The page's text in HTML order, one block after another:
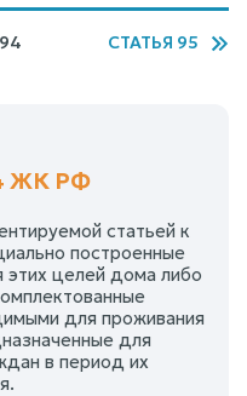
СТАТЬЯ 95
ЖК РФ
статьей к
построенные
целей дома либо
для проживания
для
в период их